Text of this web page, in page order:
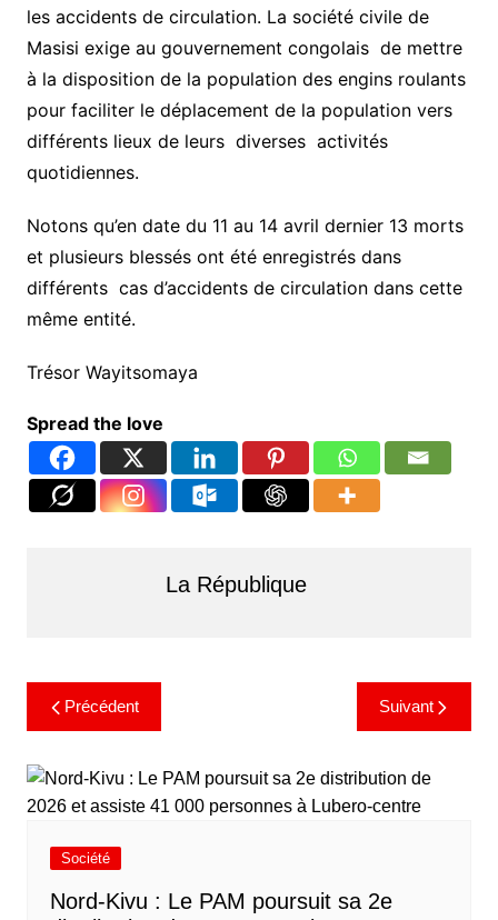
les accidents de circulation. La société civile de
Masisi exige au gouvernement congolais de mettre
à la disposition de la population des engins roulants
pour faciliter le déplacement de la population vers
différents lieux de leurs diverses activités
quotidiennes.
Notons qu’en date du 11 au 14 avril dernier 13 morts
et plusieurs blessés ont été enregistrés dans
différents cas d’accidents de circulation dans cette
même entité.
Trésor Wayitsomaya
Spread the love
La République
Précédent Suivant
Société
Nord-Kivu : Le PAM poursuit sa 2e